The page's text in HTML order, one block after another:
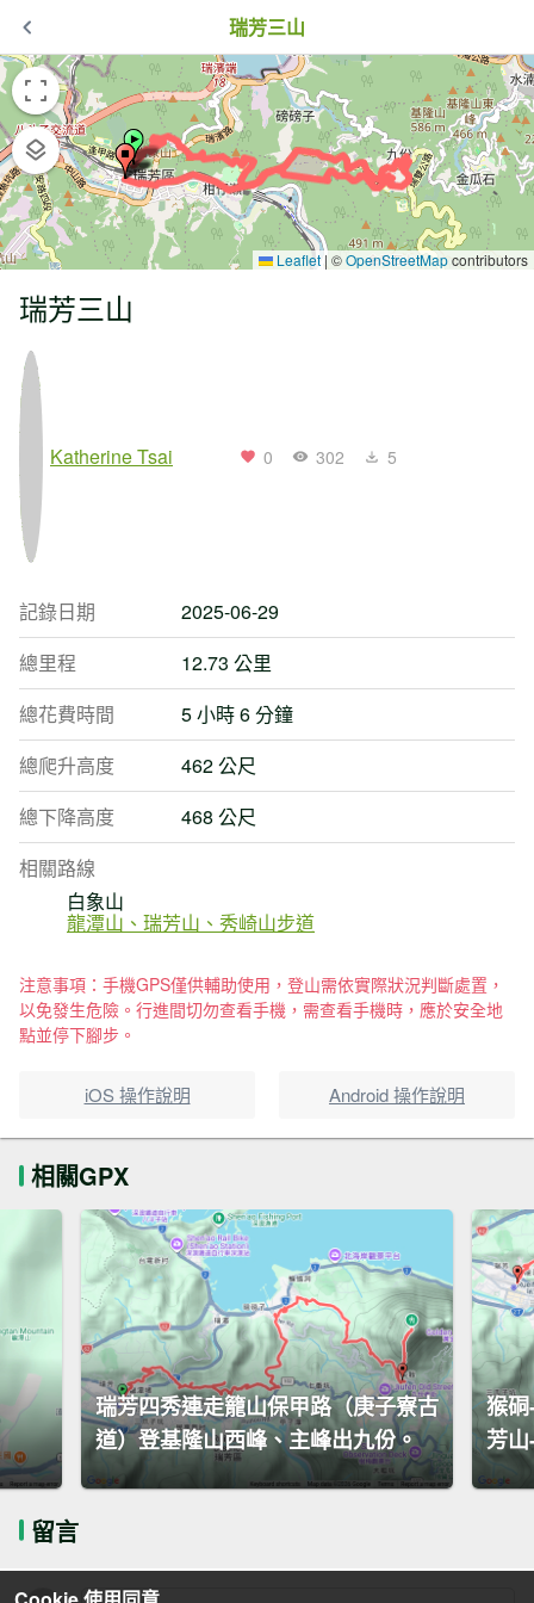
瑞芳三山
Leaflet | ©OpenStreetMapcontributors
瑞芳三山
Katherine Tsai 0 302 5
記錄日期
2025-06-29
總里程
12.73 公里
總花費時間
5 小時 6 分鐘
總爬升高度
462 公尺
總下降高度
468 公尺
相關路線
白象山
龍潭山、瑞芳山、秀崎山步道
注意事項：手機GPS僅供輔助使用，登山需依實際狀況判斷處置，
以免發生危險。行進間切勿查看手機，需查看手機時，應於安全地
點並停下腳步。
iOS 操作說明 Android 操作說明
相關GPX
瑞芳四秀連走籠山保甲路（庚子寮古
道）登基隆山西峰、主峰出九份。
猴
芳
留言